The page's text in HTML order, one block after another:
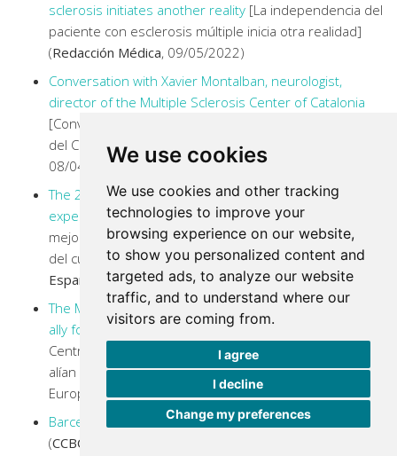
We use cookies
We use cookies and other tracking
technologies to improve your
browsing experience on our website,
to show you personalized content and
targeted ads, to analyze our website
traffic, and to understand where our
visitors are coming from.
I agree
I decline
Change my preferences
sclerosis initiates another reality [La independencia del
paciente con esclerosis múltiple inicia otra realidad]
(Redacción Médica, 09/05/2022)
Conversation with Xavier Montalban, neurologist,
director of the Multiple Sclerosis Center of Catalonia
[Conversa amb Xavier Montalban, neuròleg, director
del Centre d’Esclerosi Múltiple de Catalunya] (
08/04/2022)
The 25 best neurologists in Spain: these are the
experts in brain and nervous system care[Los 25
mejores neurólogos de España: estos son los sabios
del cuidado del cerebro y el sistema nervioso] ( El
Español
, 31/03/2022)
The Multiple Sclerosis Center of Catalonia and Novartis
ally for the training of healthcare professionals
Centro de Esclerosis Múltiple de Cataluña y Novartis se
alían para la formación de sanitarios] (PMFarma,
Europa Press, 25/03/2022)
Barcelona neurologist wins 2022 Dystel Prize
(CCBCNES